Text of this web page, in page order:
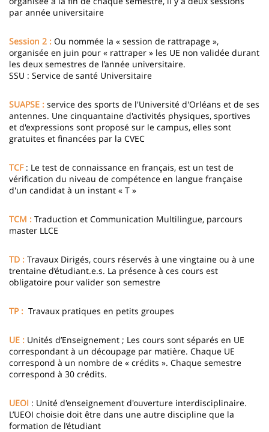
par année universitaire
Session 2 : Ou nommée la « session de rattrapage »,
organisée en juin pour « rattraper » les UE non validée durant
les deux semestres de l’année universitaire.
SSU : Service de santé Universitaire
SUAPSE : service des sports de l'Université d'Orléans et de ses
antennes. Une cinquantaine d'activités physiques, sportives
et d'expressions sont proposé sur le campus, elles sont
gratuites et financées par la CVEC
TCF : Le test de connaissance en français, est un test de
vérification du niveau de compétence en langue française
d'un candidat à un instant « T »
TCM : Traduction et Communication Multilingue, parcours
master LLCE
TD : Travaux Dirigés, cours réservés à une vingtaine ou à une
trentaine d’étudiant.e.s. La présence à ces cours est
obligatoire pour valider son semestre
TP : Travaux pratiques en petits groupes
UE : Unités d’Enseignement ; Les cours sont séparés en UE
correspondant à un découpage par matière. Chaque UE
correspond à un nombre de « crédits ». Chaque semestre
correspond à 30 crédits.
UEOI : Unité d'enseignement d'ouverture interdisciplinaire.
L’UEOI choisie doit être dans une autre discipline que la
formation de l’étudiant